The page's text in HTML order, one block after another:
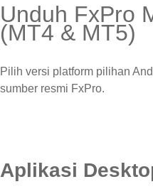
Unduh FxPro
(MT4 & MT5)
Pilih versi platform pilihan
sumber resmi FxPro.
Aplikasi